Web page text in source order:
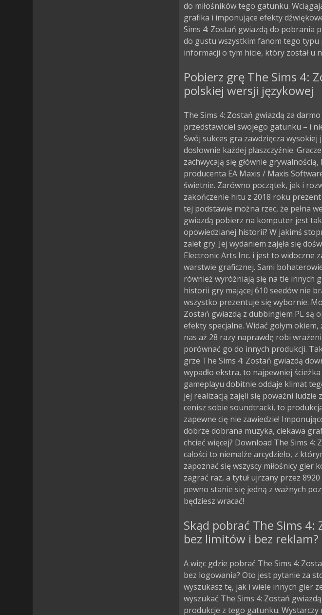
do miłośników tego gatunku.
grafika i imponujące efekty
Sims 4: Zostań gwiazdą do pobrania
do gustu wszystkim fanom tego typu
informacji o tym hicie, który został u
Pobierz grę The Sims 4:
polskiej wersji językowej
The Sims 4: Zostań gwiazdą za
przedstawiciel swojego gatunku – i
Swój sukces gra zawdzięcza
dosłownie każdej płaszczyźnie.
zachwycają się głównie grywalnością,
producenta EA Maxis / Maxis
świetnie. Zarówno początek, jak i
zakończenie hitu z 2018 roku
tej podstawie można rzec, że pełna
gwiazdą pobierz na komputer jest
opowiedzianej historii? W jakimś
zalet gry. Jej wydaniem zajęła się
Electronic Arts Inc. i jest to widoczne
warstwie graficznej. Sami
również wyróżniają się na tle innych
historii gry mającej 610 seedów nie
wszystko prezentuje się wybornie.
Zostań gwiazdą z dubbingiem PL są
efekty specjalne. Widać gołym
nas aż 28 razy naprawdę robi
porównać go do innych produkcji. Tak
grze The Sims 4: Zostań gwiazdą
wypadło ekstra, to najpewniej
gameplayu dobitnie oddaje klimat
jej realizacją zajęli się poważni ludzie
cenisz sobie soundtracki, to
zapewne cię nie zawiedzie!
dobrze dobrana muzyka, ciekawa
chcieć więcej? Download The Sims 4:
całości to niemalże arcydzieło, z
zapoznać się wszyscy miłośnicy gier
zagrać raz, a tytuł ujrzany przez
pewno stanie się jedną z ważnych
będziesz wracać!
Skąd pobrać The Sims 4:
bez limitów i bez reklam?
A więc gdzie pobrać The Sims 4:
bez logowania? Oto jest pytanie za
wyszukasz tę, jak i wiele innych gier
wyszukać The Sims 4: Zostań
produkcje z tego gatunku. Wystarczy